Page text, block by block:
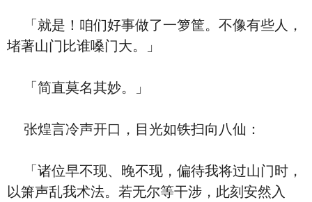
「就是！咱们好事做了一箩筐。不像有些人，
堵著山门比谁嗓门大。」
「简直莫名其妙。」
张煌言冷声开口，目光如铁扫向八仙：
「诸位早不现、晚不现，偏待我将过山门时，
以箫声乱我术法。若无尔等干涉，此刻安然入